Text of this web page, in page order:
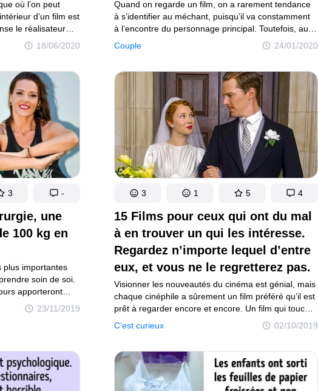
18/06/2020
où l’on peut
d’un film est
le réalisateur
est
qui
Couple 24/01/2020
Quand on regarde un film, on a rarement tendance
à s’identifier au méchant, puisqu’il va constamment
à l’encontre du personnage principal. Toutefois, au fil
de sa longue histoire, Hollywood a su modifier les
stéréotypes du “méchant” et du “gentil”. Les histoires
à prendre de l’importance, nous aidant
à comprendre un peu mieux les raisons qui les ont
conduit à être ce qu’ils sont.
une
100 kg en
23/11/2019
plus importantes
soin de soi.
apporteront
plus légère
3 -
15 Films pour ceux qui ont du mal
à en trouver un qui les intéresse.
Regardez n’importe lequel d’entre
eux, et vous ne le regretterez pas.
C’est curieux 02/10/2019
Visionner les nouveautés du cinéma est génial, mais
chaque cinéphile a sûrement un film préféré qu’il est
prêt à regarder encore et encore. Un film qui touche
l’âme dès les premières secondes, dont l’intrigue,
le jeu des acteurs, ainsi que tout ce qui se passe
3 1 5 4
Vie saine et joyeuse !
Contacte la rédaction Politique de confidentialité Politique de droit d'auteur